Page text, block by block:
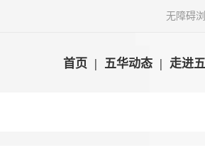
无障碍
首页 | 五华动态 | 走进